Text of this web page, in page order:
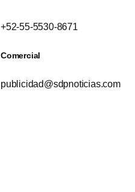
+52-55-5530-8671
Comercial
publicidad@sdpnoticias.com